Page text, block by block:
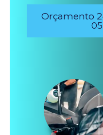
Orçamento